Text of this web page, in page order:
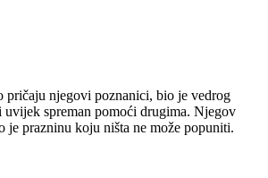
pričaju njegovi poznanici, bio je vedrog
uvijek spreman pomoći drugima. Njegov
je prazninu koju ništa ne može popuniti.